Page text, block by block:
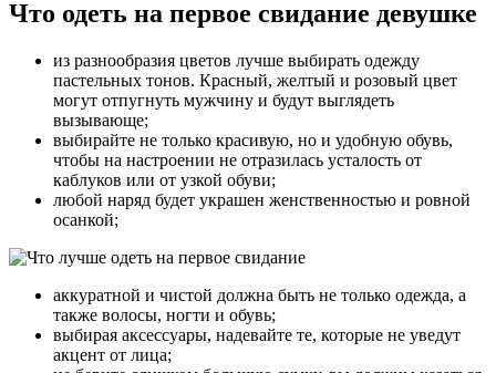
Что одеть на первое свидание девушке
из разнообразия цветов лучше выбирать одежду
пастельных тонов. Красный, желтый и розовый цвет
могут отпугнуть мужчину и будут выглядеть
вызывающе;
выбирайте не только красивую, но и удобную обувь,
чтобы на настроении не отразилась усталость от
каблуков или от узкой обуви;
любой наряд будет украшен женственностью и ровной
осанкой;
аккуратной и чистой должна быть не только одежда, а
также волосы, ногти и обувь;
выбирая аксессуары, надевайте те, которые не уведут
акцент от лица;